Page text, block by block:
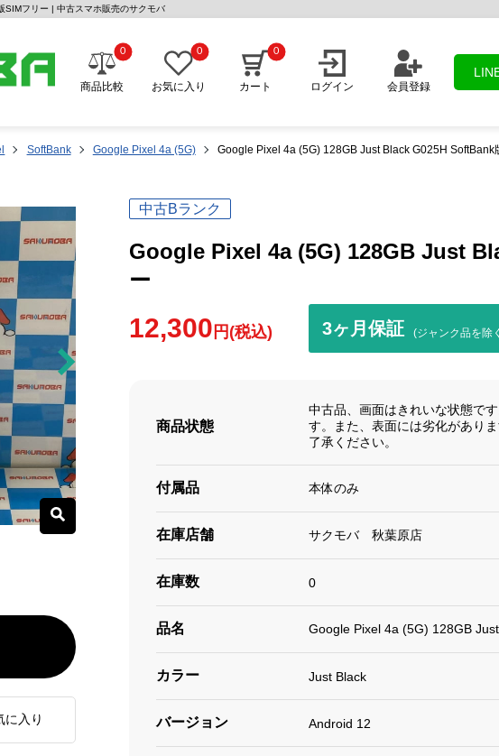
フリー | 中古スマホ販売のサクモバ
商品比較
0
お気に入り
0
カート
0
ログイン 会員登録
SoftBank Google Pixel 4a (5G) Google Pixel 4a (5G) 128GB Just Black G025H SoftBank
に入り
中古Bランク
Google Pixel 4a (5G) 128GB Just
ー
12,300 円(税込) 3ヶ月保証 (ジャンク品を除
商品状態
中古品、画面はきれいな状態で
す。また、表面には劣化があり
了承ください。
付属品 本体のみ
在庫店舗 サクモバ 秋葉原店
在庫数 0
品名 Google Pixel 4a (5G) 128GB
カラー Just Black
バージョン Android 12